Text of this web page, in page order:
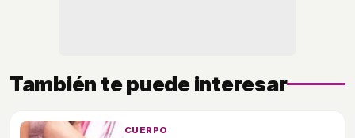
También te puede interesar
CUERPO